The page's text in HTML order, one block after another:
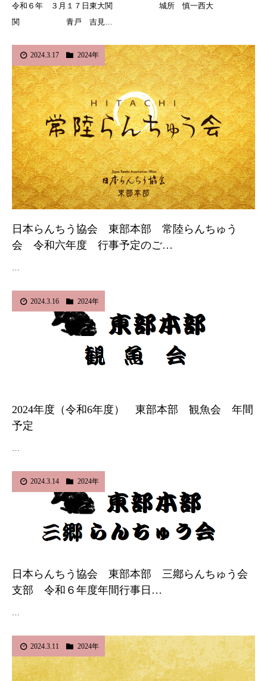
令和６年 ３月１７日東大関 城所 慎一西大
関 青戸 吉見…
2024.3.17 2024年
日本らんちう協会 東部本部 常陸らんちゅう
会 令和六年度 行事予定のご…
…
2024.3.16 2024年
2024年度（令和6年度） 東部本部 観魚会 年間
予定
2024.3.14 2024年
日本らんちう協会 東部本部 三鄕らんちゅう会
支部 令和６年度年間行事日…
…
2024.3.11 2024年